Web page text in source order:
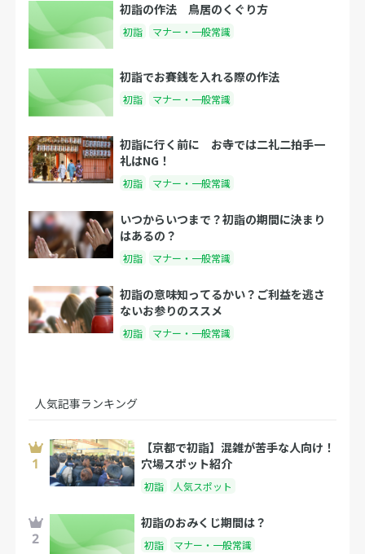
初詣の作法 鳥居のくぐり方
初詣 マナー・一般常識
初詣でお賽銭を入れる際の作法
初詣 マナー・一般常識
初詣に行く前に お寺では二礼二拍手一
礼はNG！
初詣 マナー・一般常識
いつからいつまで？初詣の期間に決まり
はあるの？
初詣 マナー・一般常識
初詣の意味知ってるかい？ご利益を逃さ
ないお参りのススメ
初詣 マナー・一般常識
人気記事ランキング
【京都で初詣】混雑が苦手な人向け！
穴場スポット紹介
初詣 人気スポット
初詣のおみくじ期間は？
初詣 マナー・一般常識